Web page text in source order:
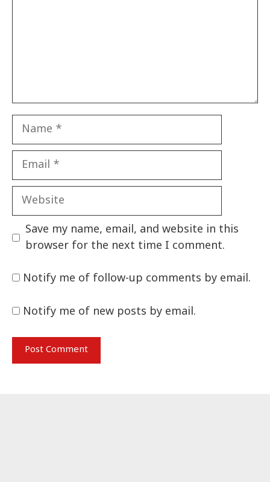
Name
Email
Website
Save my name, email, and website in this
browser for the next time I comment.
Notify me of follow-up comments by email.
Notify me of new posts by email.